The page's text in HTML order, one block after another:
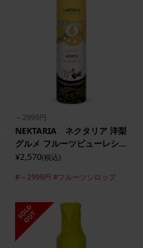
～2999円
NEKTARIA ネクタリア 洋梨
グルメ フルーツピューレシ...
¥2,570(税込)
#～2999円 #フルーツシロップ
S
O
L
D
O
U
T